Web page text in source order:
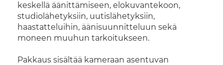
keskellä äänittämiseen, elokuvantekoon,
studiolähetyksiin, uutislähetyksiin,
haastatteluihin, äänisuunnitteluun sekä
moneen muuhun tarkoitukseen.
Pakkaus sisältää kameraan asentuvan